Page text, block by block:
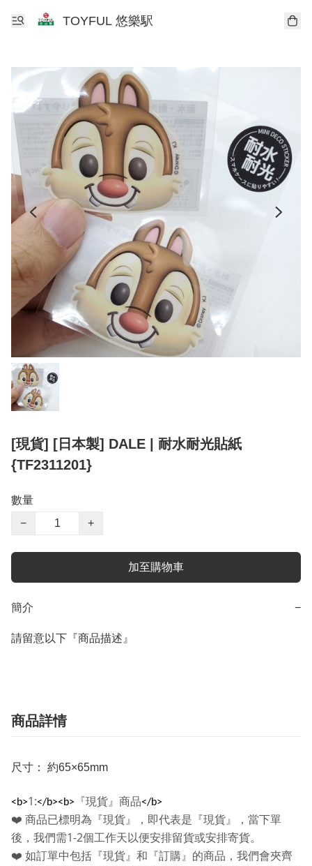
TOYFUL 悠樂駅
[現貨] [日本製] DALE | 耐水耐光貼紙
{TF2311201}
數量
−
+
加至購物車
簡介 −
請留意以下『商品描述』
商品詳情
尺寸： 約65×65mm
<b>1:</b><b> 『現貨』商品</b>
❤️ 商品已標明為『現貨』，即代表是『現貨』，當下單
後，我們需1-2個工作天以便安排留貨或安排寄貨。
❤️ 如訂單中包括『現貨』和『訂購』的商品，我們會夾齊